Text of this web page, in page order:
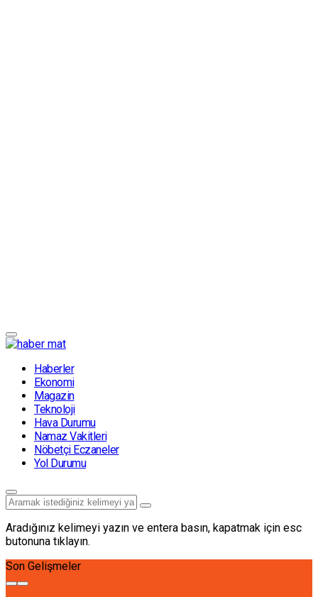
Haberler
Ekonomi
Magazin
Teknoloji
Hava Durumu
Namaz Vakitleri
Nöbetçi Eczaneler
Yol Durumu
Aradığınız kelimeyi yazın ve entera basın, kapatmak için esc
butonuna tıklayın.
Son Gelişmeler